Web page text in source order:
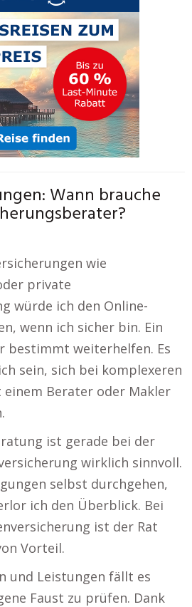
Wann brauche
wie
private
würde ich den Online-
wenn ich sicher bin. Ein
bestimmt weiterhelfen. Es
sein, sich bei komplexeren
Berater oder Makler
ist gerade bei der
wirklich sinnvoll.
selbst durchgehen,
ich den Überblick. Bei
ist der Rat
Vorteil.
und Leistungen fällt es
Faust zu prüfen. Dank